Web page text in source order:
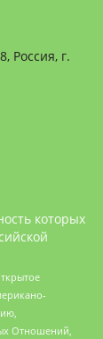
Россия, г.
которых
Отношений,